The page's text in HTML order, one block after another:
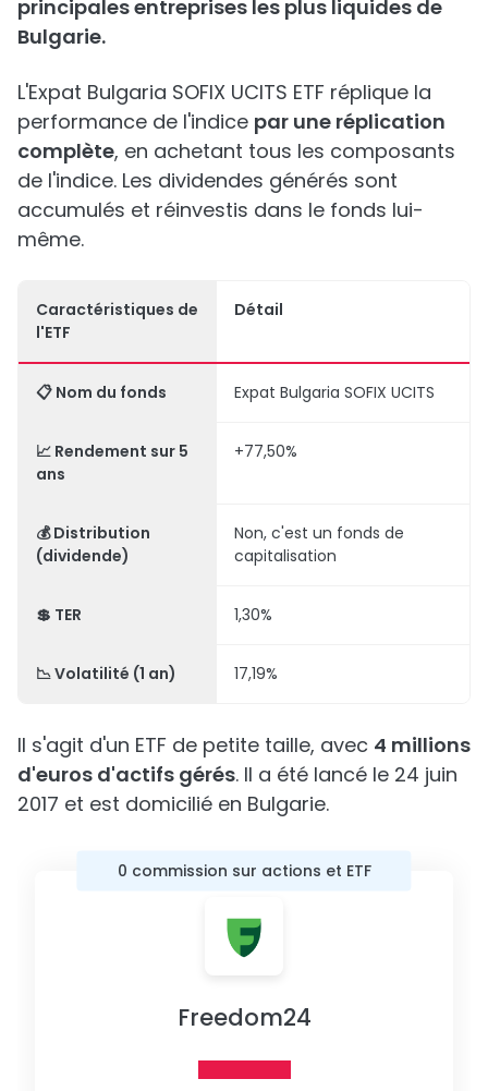
principales entreprises les plus liquides de
Bulgarie.
L'Expat Bulgaria SOFIX UCITS ETF réplique la
performance de l'indice par une réplication
complète, en achetant tous les composants
de l'indice. Les dividendes générés sont
accumulés et réinvestis dans le fonds lui-
même.
Caractéristiques de
l'ETF
Détail
📋 Nom du fonds Expat Bulgaria SOFIX UCITS
📈 Rendement sur 5
ans
+77,50%
💰Distribution
(dividende)
Non, c'est un fonds de
capitalisation
💲 TER 1,30%
📉Volatilité (1 an) 17,19%
Il s'agit d'un ETF de petite taille, avec 4 millions
d'euros d'actifs gérés. Il a été lancé le 24 juin
2017 et est domicilié en Bulgarie.
0 commission sur actions et ETF
Freedom24